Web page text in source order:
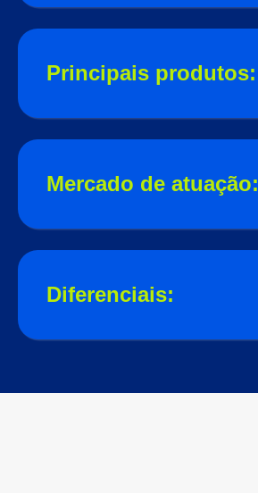
Principais produtos:
Mercado de atuação:
Diferenciais: